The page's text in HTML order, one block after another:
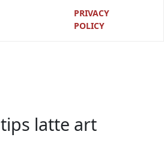
PRIVACY
POLICY
tips latte art